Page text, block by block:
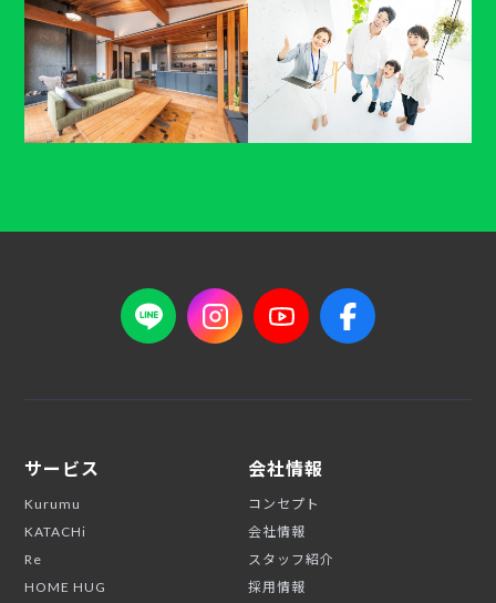
サービス
Kurumu
KATACHi
Re
HOME HUG
会社情報
コンセプト
会社情報
スタッフ紹介
採用情報